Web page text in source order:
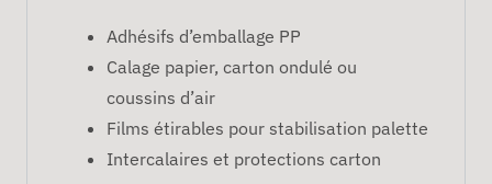
Adhésifs d’emballage PP
Calage papier, carton ondulé ou
coussins d’air
Films étirables pour stabilisation palette
Intercalaires et protections carton